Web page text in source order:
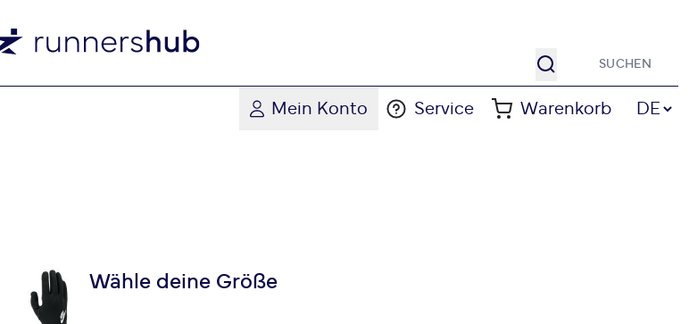
Suche
Mein Konto Service Warenkorb Sprache
DE
Wähle deine Größe